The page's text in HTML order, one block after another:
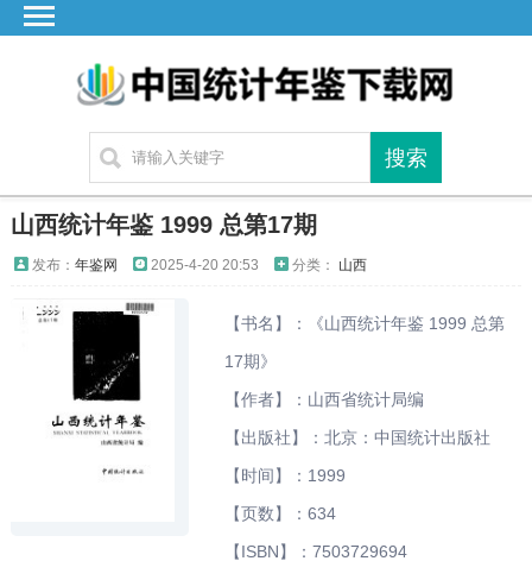
江苏
山西统计年鉴 1999 总第17期
发布： 年鉴网 2025-4-20 20:53 分类： 山西
【书名】：《山西统计年鉴 1999 总第
17期》
【作者】：山西省统计局编
【出版社】：北京：中国统计出版社
【时间】：1999
【页数】：634
【ISBN】：7503729694